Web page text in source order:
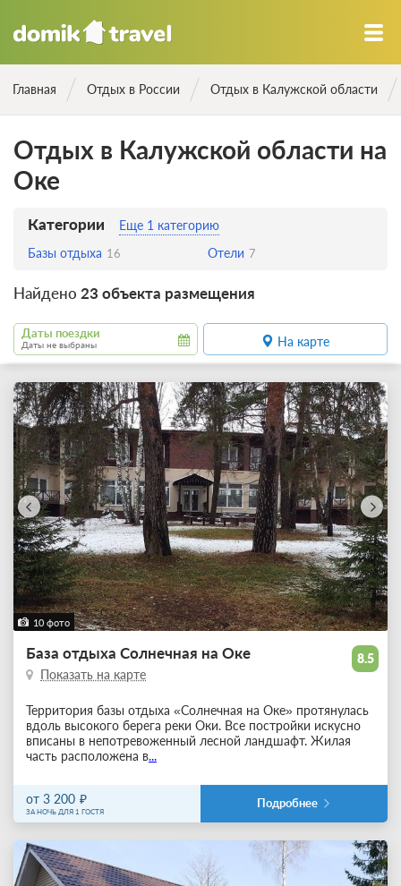
Главная Отдых в России Отдых в Калужской области
Отдых в Калужской области на
Оке
Категории
Еще 1 категорию
Базы отдыха 16 Отели 7
Найдено 23 объекта размещения
Даты поездки
Даты не выбраны На карте
10 фото
8.5
База отдыха Солнечная на Оке
Показать на карте
Территория базы отдыха «Солнечная на Оке» протянулась
вдоль высокого берега реки Оки. Все постройки искусно
вписаны в непотревоженный лесной ландшафт. Жилая
часть расположена в...
от 3 200
ЗА НОЧЬ ДЛЯ 1 ГОСТЯ
Подробнее